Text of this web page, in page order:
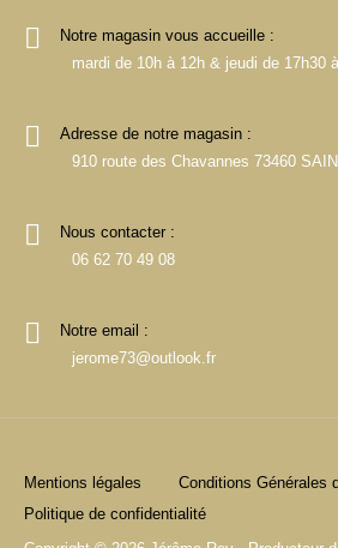
Notre magasin vous accueille :
mardi de 10h à 12h & jeudi de 17h30
Adresse de notre magasin :
910 route des Chavannes 73460
Nous contacter :
06 62 70 49 08
Notre email :
jerome73@outlook.fr
Mentions légales
Conditions Générales
Politique de confidentialité